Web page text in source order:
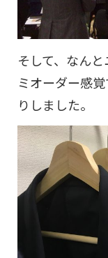
そして、なん
ミオーダー感
りしました。